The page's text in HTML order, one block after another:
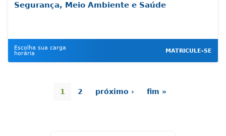
Segurança, Meio Ambiente e Saúde
Escolha sua carga
horária
MATRICULE-SE
1 2 próximo › fim »